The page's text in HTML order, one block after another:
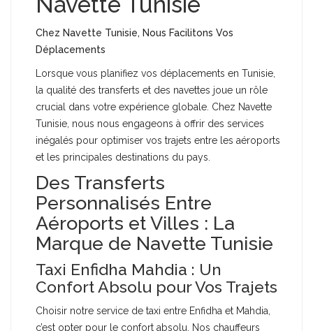
Chez Navette Tunisie, Nous Facilitons Vos
Déplacements
Lorsque vous planifiez vos déplacements en Tunisie,
la qualité des transferts et des navettes joue un rôle
crucial dans votre expérience globale. Chez Navette
Tunisie, nous nous engageons à offrir des services
inégalés pour optimiser vos trajets entre les aéroports
et les principales destinations du pays.
Des Transferts
Personnalisés Entre
Aéroports et Villes : La
Marque de Navette Tunisie
Taxi Enfidha Mahdia : Un
Confort Absolu pour Vos Trajets
Choisir notre service de taxi entre Enfidha et Mahdia,
c’est opter pour le confort absolu. Nos chauffeurs